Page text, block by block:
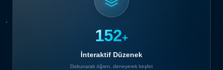
154+
İnteraktif Düzenek
Dokunarak öğren, deneyerek keşfet